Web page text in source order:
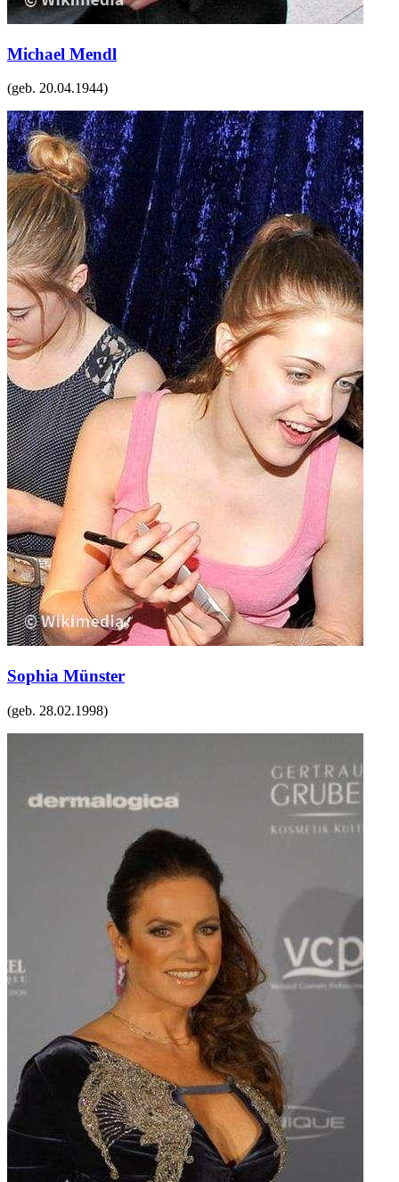
Michael Mendl
(geb. 20.04.1944)
Sophia Münster
(geb. 28.02.1998)